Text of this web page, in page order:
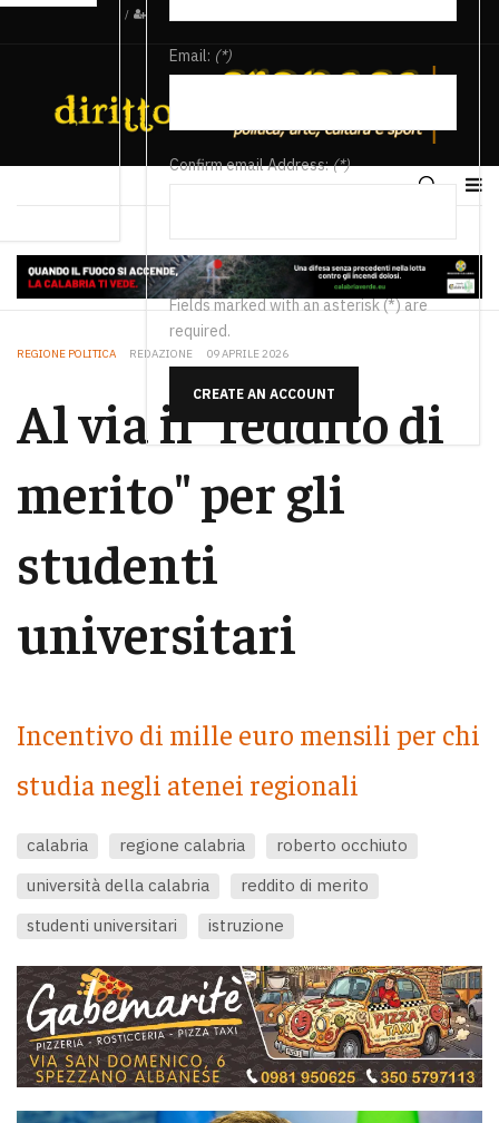
/
Email: (*)
Confirm email Address:(*)
Fields marked with an asterisk (*) are
required.
CREATE AN ACCOUNT
REGIONE POLITICA REDAZIONE 09 APRILE 2026
Al via il "reddito di
merito" per gli
studenti
universitari
Incentivo di mille euro mensili per chi
studia negli atenei regionali
calabria regione calabria
roberto occhiuto
università della calabria
reddito di merito
studenti universitari
istruzione